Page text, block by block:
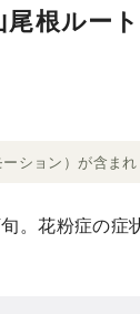
根ルー
ション）が含まれ
。花粉症の